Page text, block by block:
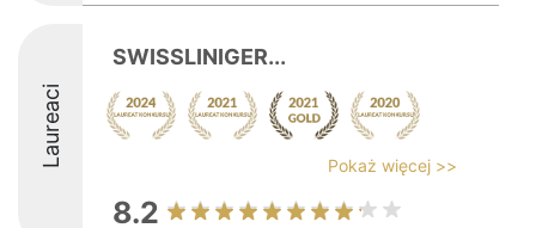
Laureaci
SWISSLINIGER...
Pokaż więcej >>
8.2